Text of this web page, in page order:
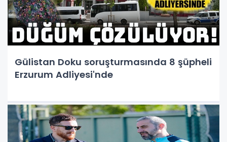
Gülistan Doku soruşturmasında 8 şüpheli
Erzurum Adliyesi'nde